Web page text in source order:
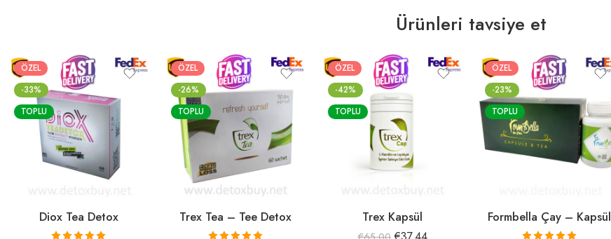
Ürünleri tavsiye et
ÖZEL
-33%
TOPLU
Diox Tea Detox
ÖZEL
-26%
TOPLU
Trex Tea – Tee Detox
ÖZEL
-42%
TOPLU
Trex Kapsül
ÖZEL
-23%
TOPLU
Formbella Çay – Kapsül